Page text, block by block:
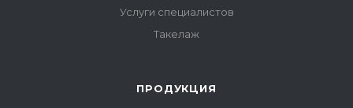
Услуги специалистов
Такелаж
ПРОДУКЦИЯ